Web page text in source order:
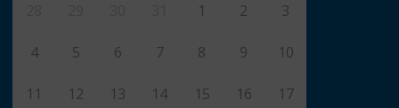
1 2 3
4 5 6 7 8 9 10
11 12 13 14 15 16 17